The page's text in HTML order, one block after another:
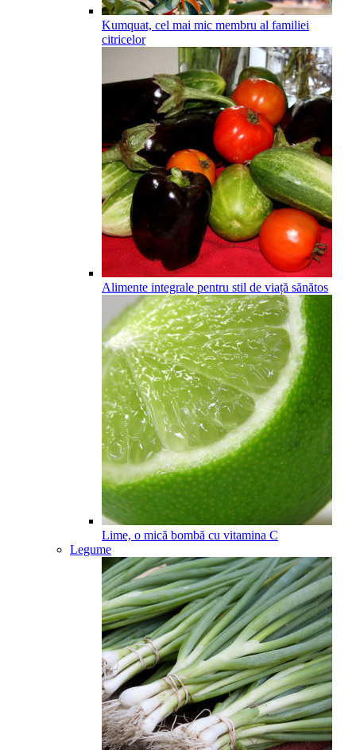
Kumquat, cel mai mic membru al familiei
citricelor
Alimente integrale pentru stil de viață sănătos
Lime, o mică bombă cu vitamina C
Legume